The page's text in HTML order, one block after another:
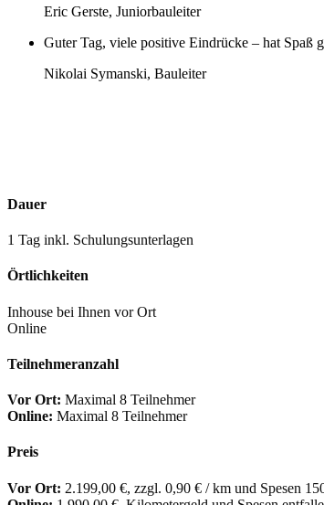
Eric Gerste, Juniorbauleiter
Guter Tag, viele positive Eindrücke – hat Spaß
Nikolai Symanski, Bauleiter
Dauer
1 Tag inkl. Schulungsunterlagen
Örtlichkeiten
Inhouse bei Ihnen vor Ort
Online
Teilnehmeranzahl
Vor Ort: Maximal 8 Teilnehmer
Online: Maximal 8 Teilnehmer
Preis
Vor Ort: 2.199,00 €, zzgl. 0,90 € / km und Spesen